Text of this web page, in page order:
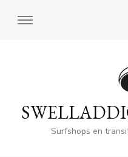
Surfshops en